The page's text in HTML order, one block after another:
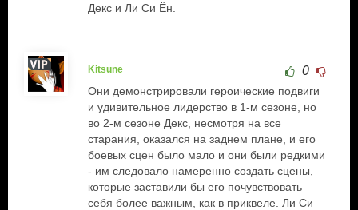
Декс и Ли Си Ён.
Kitsune 0
Они демонстрировали героические подвиги
и удивительное лидерство в 1-м сезоне, но
во 2-м сезоне Декс, несмотря на все
старания, оказался на заднем плане, и его
боевых сцен было мало и они были редкими
- им следовало намеренно создать сцены,
которые заставили бы его почувствовать
себя более важным, как в приквеле. Ли Си